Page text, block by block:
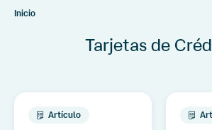
Afore
Inicio
Tarjetas de
Artículo